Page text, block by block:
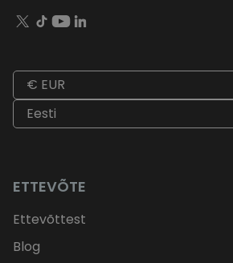
€ EUR
Eesti
ETTEVÕTE
Ettevõttest
Blog